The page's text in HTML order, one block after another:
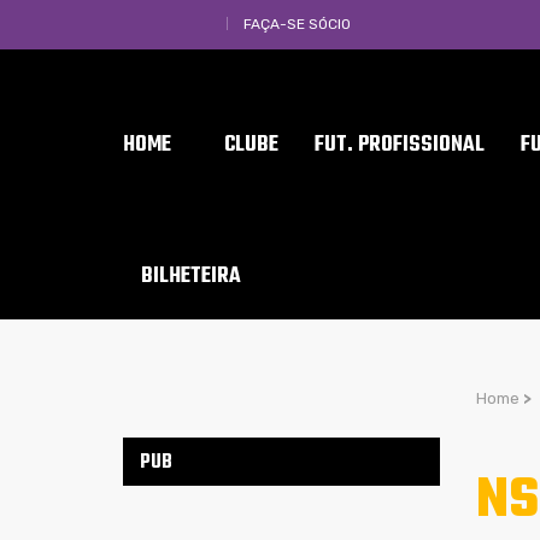
FAÇA-SE SÓCIO
HOME CLUBE FUT. PROFISSIONAL
BILHETEIRA
Home >
PUB